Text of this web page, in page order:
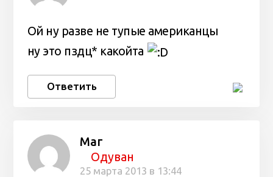
Ой ну разве не тупые американцы
ну это пздц* какойта
Ответить
Маг
Одуван
25 марта 2013 в 13:44